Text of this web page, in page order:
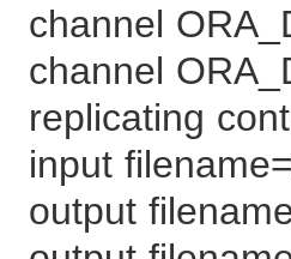
channel
channel
replicating
input
output